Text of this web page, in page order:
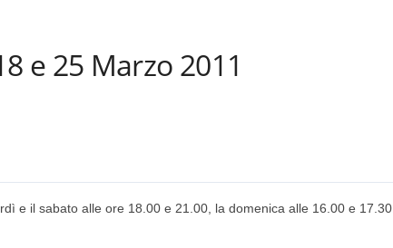
e 25 Marzo 2011
e il sabato alle ore 18.00 e 21.00, la domenica alle 16.00 e 17.30.